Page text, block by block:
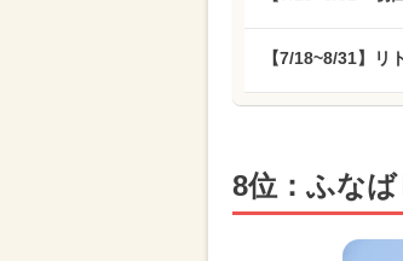
【7/18~8/31】リ
8位：ふな